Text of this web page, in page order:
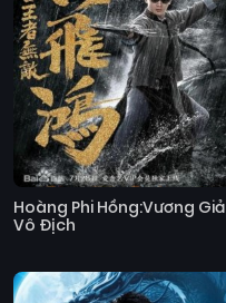
Hoàng Phi Hồng:Vương Giả
Vô Địch